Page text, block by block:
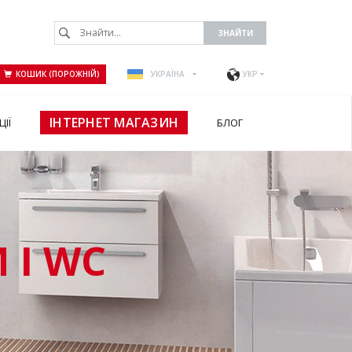
КОШИК (ПОРОЖНІЙ) УКРАЇНА УКР
ІНТЕРНЕТ МАГАЗИН БЛОГ
WC